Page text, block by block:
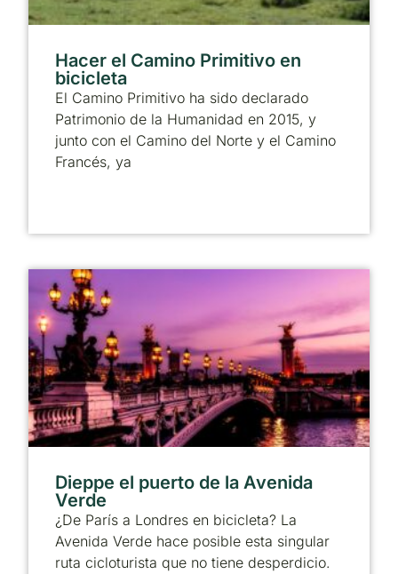
Hacer el Camino Primitivo en
bicicleta
El Camino Primitivo ha sido declarado
Patrimonio de la Humanidad en 2015, y
junto con el Camino del Norte y el Camino
Francés, ya
Dieppe el puerto de la Avenida
Verde
¿De París a Londres en bicicleta? La
Avenida Verde hace posible esta singular
ruta cicloturista que no tiene desperdicio.